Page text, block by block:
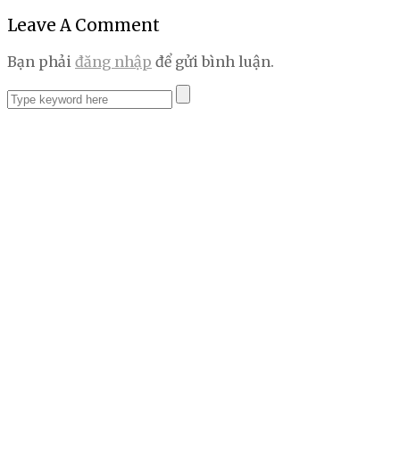
Leave A Comment
Bạn phải đăng nhập để gửi bình luận.